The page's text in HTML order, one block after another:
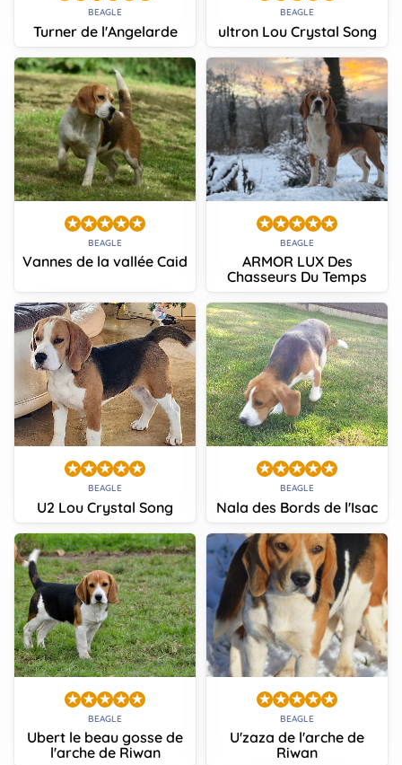
BEAGLE
Turner de l'Angelarde
BEAGLE
ultron Lou Crystal Song
BEAGLE
Vannes de la vallée Caid
BEAGLE
ARMOR LUX Des
Chasseurs Du Temps
BEAGLE
U2 Lou Crystal Song
BEAGLE
Nala des Bords de l'Isac
BEAGLE
Ubert le beau gosse de
l'arche de Riwan
BEAGLE
U'zaza de l'arche de
Riwan